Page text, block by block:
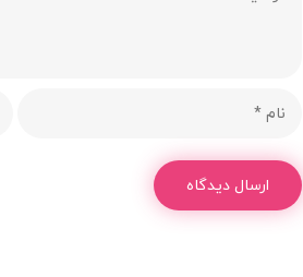
ارسال دیدگاه